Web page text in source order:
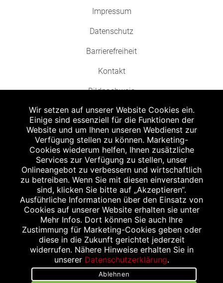
Impressum
Datenschutz
Barrierefreiheit
Kontakt
Bildnachweis
Abgabe in haushaltsüblichen Mengen, solange der Vorrat reicht. Für Druck-
und Satzfehler keine Haftung.
Zu Risiken und Nebenwirkungen lesen Sie die Packungsbeilage und fragen
Sie Ihren Arzt oder Apotheker.
Angabe nach der deutschen Arzneimitteltaxe Apothekenerstattungspreis
(AEP). Der AEP ist keine unverbindliche Preisempfehlung der Hersteller. Der
AEP ist ein von den Apotheken in Ansatz gebrachter Preis für rezeptfreie
Arzneimittel. Er entspricht in der Höhe dem für Apotheken verbindlichen
Abgabepreis, zu dem eine Apotheke in bestimmten Fällen (z.B. bei Kindern
unter 12 Jahren) das Produkt mit der gesetzlichen Krankenversicherung
abrechnet. Der AEP ist der allgemeine Erstattungspreis im Falle einer
Kostenübernahme durch die gesetzlichen Krankenkassen, vor Abzug eines
Zwangsrabattes (zur Zeit 5%) nach §130 Abs. 1 SGB V.
Unverbindliche Preisempfehlung des Herstellers (UVP).
powered by apovena.de
Wir setzen auf unserer Website Cookies ein.
Einige sind essenziell für die Funktionen der
Website und um Ihnen unseren Webdienst zur
Verfügung stellen zu können. Marketing-
Cookies wiederum helfen, Ihnen zusätzliche
Services zur Verfügung zu stellen, unser
Onlineangebot zu verbessern und wirtschaftlich
zu betreiben. Wenn Sie mit diesen einverstanden
sind, klicken Sie bitte auf „Akzeptieren“.
Ausführliche Informationen über den Einsatz von
Cookies auf unserer Website erhalten sie unter
Mehr Infos. Dort können Sie auch Ihre
Zustimmung für Marketing-Cookies geben oder
diese in die Zukunft gerichtet jederzeit
widerrufen. Nähere Hinweise erhalten Sie in
unserer Datenschutzerklärung.
Ablehnen